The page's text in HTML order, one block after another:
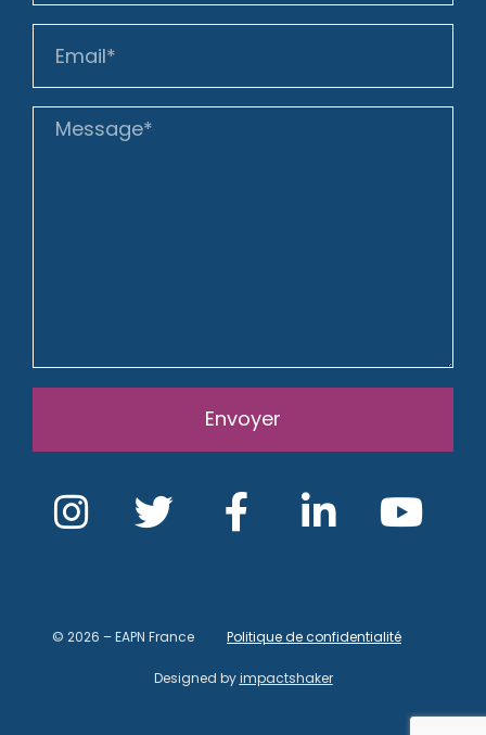
Envoyer
© 2026 – EAPN France Politique de confidentialité
Designed byimpactshaker